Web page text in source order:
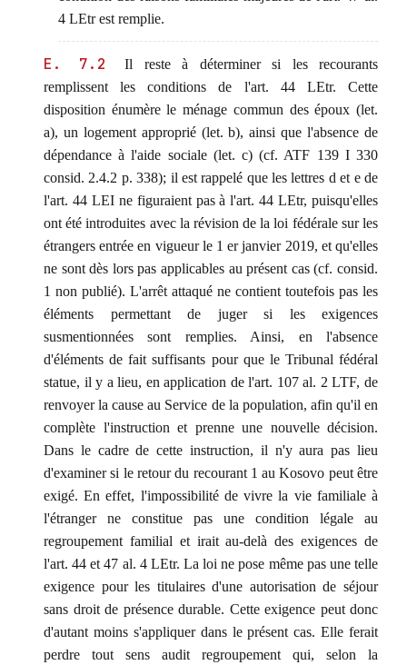
4 LEtr est remplie.
E. 7.2
Il reste à déterminer si les recourants
remplissent les conditions de l'art. 44 LEtr. Cette
disposition énumère le ménage commun des époux (let.
a), un logement approprié (let. b), ainsi que l'absence de
dépendance à l'aide sociale (let. c) (cf. ATF 139 I 330
consid. 2.4.2 p. 338); il est rappelé que les lettres d et e de
l'art. 44 LEI ne figuraient pas à l'art. 44 LEtr, puisqu'elles
ont été introduites avec la révision de la loi fédérale sur les
étrangers entrée en vigueur le 1 er janvier 2019, et qu'elles
ne sont dès lors pas applicables au présent cas (cf. consid.
1 non publié). L'arrêt attaqué ne contient toutefois pas les
éléments permettant de juger si les exigences
susmentionnées sont remplies. Ainsi, en l'absence
d'éléments de fait suffisants pour que le Tribunal fédéral
statue, il y a lieu, en application de l'art. 107 al. 2 LTF, de
renvoyer la cause au Service de la population, afin qu'il en
complète l'instruction et prenne une nouvelle décision.
Dans le cadre de cette instruction, il n'y aura pas lieu
d'examiner si le retour du recourant 1 au Kosovo peut être
exigé. En effet, l'impossibilité de vivre la vie familiale à
l'étranger ne constitue pas une condition légale au
regroupement familial et irait au-delà des exigences de
l'art. 44 et 47 al. 4 LEtr. La loi ne pose même pas une telle
exigence pour les titulaires d'une autorisation de séjour
sans droit de présence durable. Cette exigence peut donc
d'autant moins s'appliquer dans le présent cas. Elle ferait
perdre tout sens audit regroupement qui, selon la